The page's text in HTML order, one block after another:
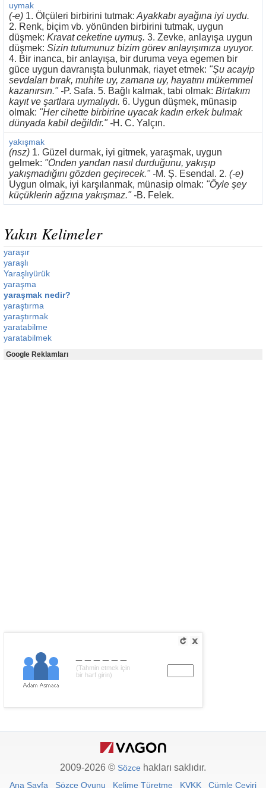
uymak
(-e) 1. Ölçüleri birbirini tutmak: Ayakkabı ayağına iyi uydu.
2. Renk, biçim vb. yönünden birbirini tutmak, uygun
düşmek: Kravat ceketine uymuş. 3. Zevke, anlayışa uygun
düşmek: Sizin tutumunuz bizim görev anlayışımıza uyuyor.
4. Bir inanca, bir anlayışa, bir duruma veya egemen bir
güce uygun davranışta bulunmak, riayet etmek: "Şu acayip
sevdaları bırak, muhite uy, zamana uy, hayatını mükemmel
kazanırsın." -P. Safa. 5. Bağlı kalmak, tabi olmak: Birtakım
kayıt ve şartlara uymalıydı. 6. Uygun düşmek, münasip
olmak: "Her cihette birbirine uyacak kadın erkek bulmak
dünyada kabil değildir." -H. C. Yalçın.
yakışmak
(nsz) 1. Güzel durmak, iyi gitmek, yaraşmak, uygun
gelmek: "Önden yandan nasıl durduğunu, yakışıp
yakışmadığını gözden geçirecek." -M. Ş. Esendal. 2. (-e)
Uygun olmak, iyi karşılanmak, münasip olmak: "Öyle şey
küçüklerin ağzına yakışmaz." -B. Felek.
Yakın Kelimeler
yaraşır
yaraşlı
Yaraşlıyürük
yaraşma
yaraşmak nedir?
yaraştırma
yaraştırmak
yaratabilme
yaratabilmek
Google Reklamları
(Tahmin etmek için
bir harf girin)
2009-2026 © Sözce hakları saklıdır.
Ana Sayfa Sözce Oyunu Kelime Türetme KVKK Cümle Çeviri